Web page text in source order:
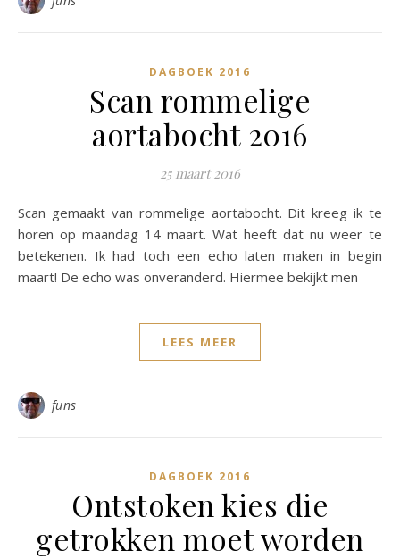
DAGBOEK 2016
Scan rommelige
aortabocht 2016
25 maart 2016
Scan gemaakt van rommelige aortabocht. Dit kreeg ik te
horen op maandag 14 maart. Wat heeft dat nu weer te
betekenen. Ik had toch een echo laten maken in begin
maart! De echo was onveranderd. Hiermee bekijkt men
LEES MEER
funs
DAGBOEK 2016
Ontstoken kies die
getrokken moet worden